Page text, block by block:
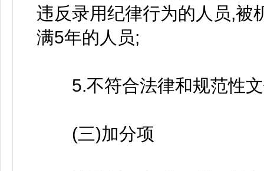
违反录用纪律行为的人员,被
满5年的人员;
5.不符合法律和规范性文
(三)加分项